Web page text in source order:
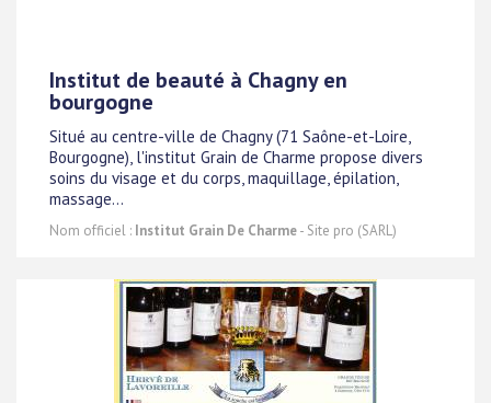
Institut de beauté à Chagny en
bourgogne
Situé au centre-ville de Chagny (71 Saône-et-Loire,
Bourgogne), l'institut Grain de Charme propose divers
soins du visage et du corps, maquillage, épilation,
massage...
Nom officiel : Institut Grain De Charme- Site pro (SARL)